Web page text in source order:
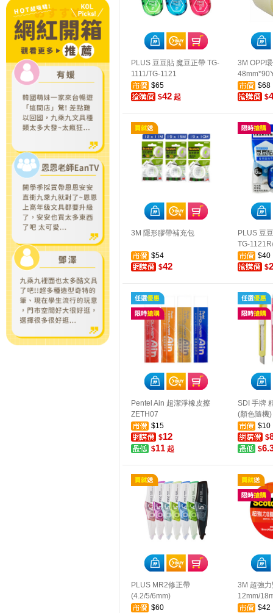
PLUS 豆豆貼 魔豆正帶 TG-
1111/TG-1121
$65
$42起
3M OPP
$68
$
3M 隱形膠帶補充包
$54
$42
PLUS 豆
TG-
$40
$
Pentel Ain 超潔淨橡皮擦
ZETH07
$15
$12
$11起
SDI 手牌
(顏色隨機)
$10
$
$
PLUS MR2修正帶
(4.2/5/6mm)
$60
3M 超強
12mm/
$42